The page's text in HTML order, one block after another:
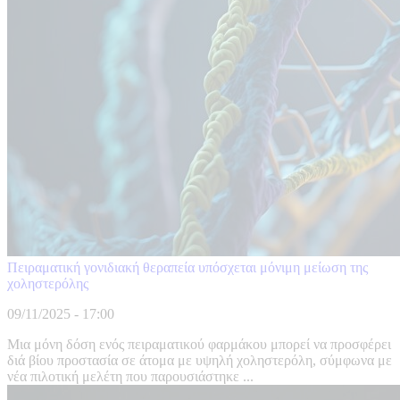
Πειραματική γονιδιακή θεραπεία υπόσχεται μόνιμη μείωση της
χοληστερόλης
09/11/2025 - 17:00
Μια μόνη δόση ενός πειραματικού φαρμάκου μπορεί να προσφέρει
διά βίου προστασία σε άτομα με υψηλή χοληστερόλη, σύμφωνα με
νέα πιλοτική μελέτη που παρουσιάστηκε ...